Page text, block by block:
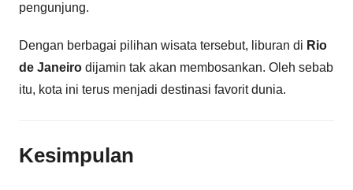
pengunjung.
Dengan berbagai pilihan wisata tersebut, liburan di Rio
de Janeiro dijamin tak akan membosankan. Oleh sebab
itu, kota ini terus menjadi destinasi favorit dunia.
Kesimpulan